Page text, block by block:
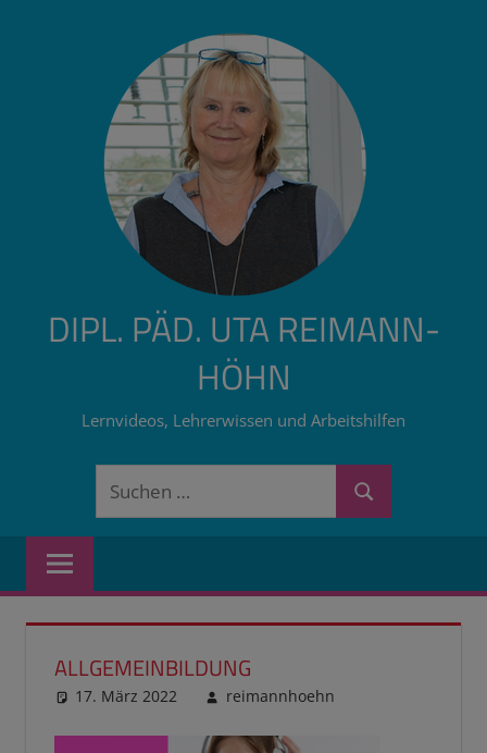
DIPL. PÄD. UTA REIMANN-
HÖHN
Lernvideos, Lehrerwissen und Arbeitshilfen
Suchen
Suchen
ALLGEMEINBILDUNG
17. März 2022 reimannhoehn